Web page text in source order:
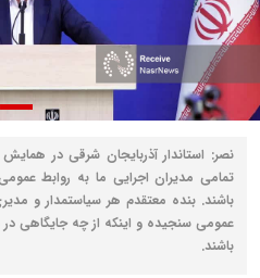
نصر: استاندار آذربایجان شرقی در
تمامی مدیران اجرایی ما به روابط
باشند. بنده معتقدم هر سیاستمدار و
عمومی سنجیده و اینکه از چه جایگاهی در
باشند.